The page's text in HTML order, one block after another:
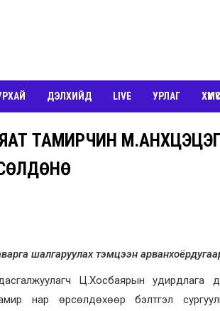
ДЭЛХИЙД LIVE УРЛАГ ХҮМҮҮС
ТАМИРЧИН М.АНХЦЭЦЭГ
шалгаруулах тэмцээн
Ц.Хосбаярын удирдлага
нар өрсөлдөхөөр бэлтгэл